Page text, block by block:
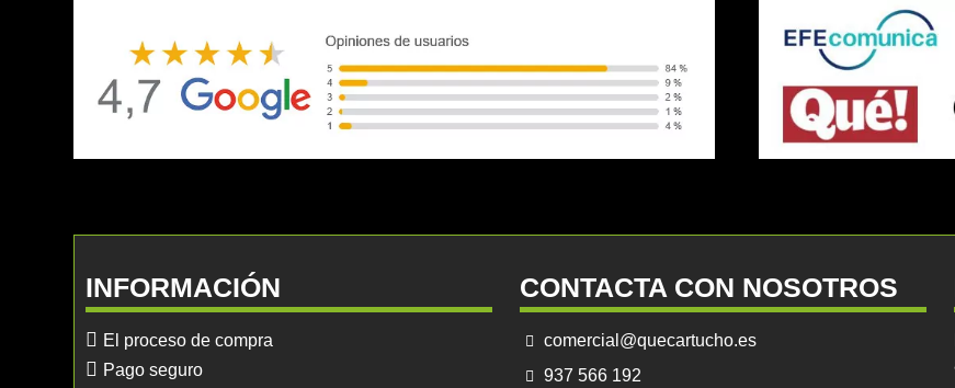
INFORMACIÓN
El proceso de compra
Pago seguro
CONTACTA CON NOSOTROS
comercial@quecartucho.es
937 566 192